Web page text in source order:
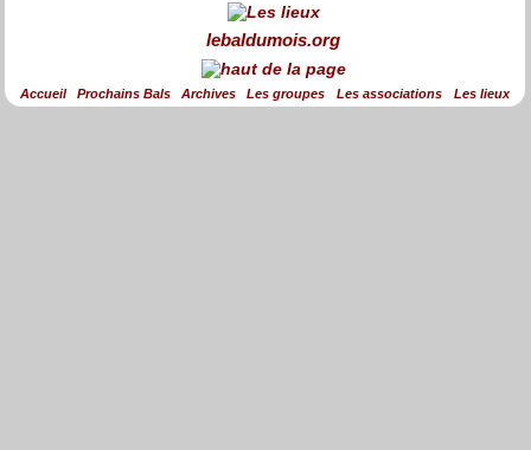
lebaldumois.org
Accueil Prochains Bals Archives Les groupes Les associations Les lieux